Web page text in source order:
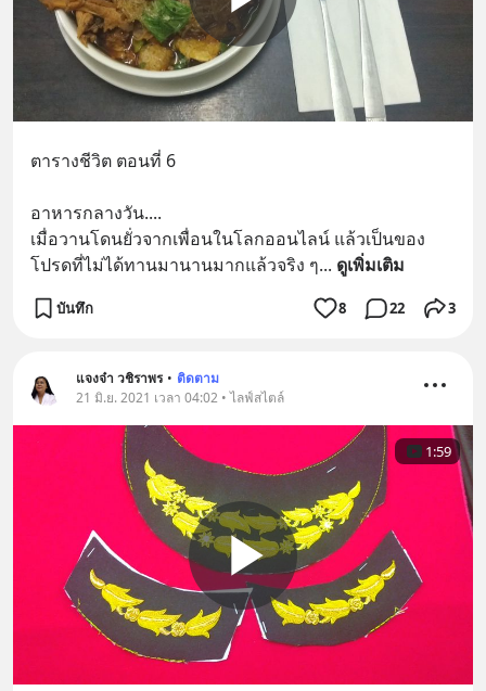
ตารางชีวิต ตอนที่ 6
อาหารกลางวัน....
เมื่อวานโดนยั่วจากเพื่อนในโลกออนไลน์ แล้วเป็นของ
โปรดที่ไม่ได้ทานมานานมากแล้วจริง ๆ... ดูเพิ่มเติม
บันทึก 8 22 3
แจงจ๋า วชิราพร • ติดตาม
21 มิ.ย. 2021 เวลา 04:02 • ไลฟ์สไตล์
1:59